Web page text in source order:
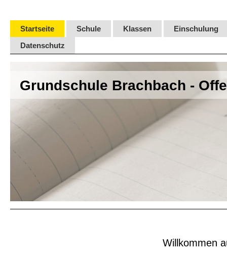
Startseite Schule Klassen
Einschulung
Datenschutz
Grundschule Brachbach -
Willkommen auf